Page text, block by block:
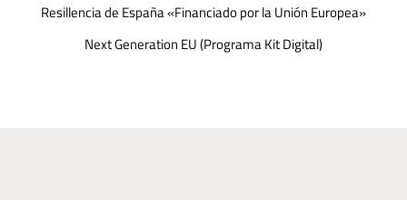
Resillencia de España «Financiado por la Unión Europea»
Next Generation EU (Programa Kit Digital)